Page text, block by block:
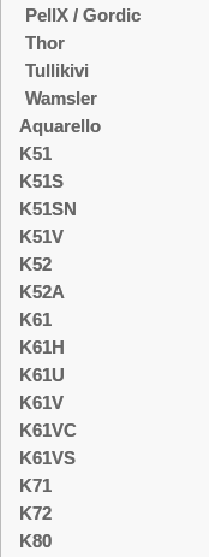
PellX / Gordic
Thor
Tullikivi
Wamsler
Aquarello
K51
K51S
K51SN
K51V
K52
K52A
K61
K61H
K61U
K61V
K61VC
K61VS
K71
K72
K80